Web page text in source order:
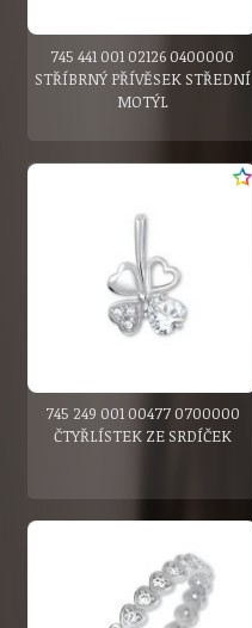
745 441 001 02126 0400000
STŘÍBRNÝ PŘÍVĚSEK STŘEDNÍ
MOTÝL
745 249 001 00477 0700000
ČTYŘLÍSTEK ZE SRDÍČEK